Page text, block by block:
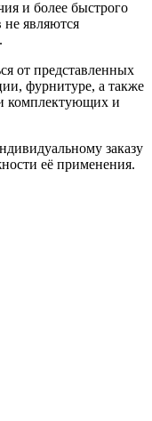
и более быстрого
не являются
от представленных
фурнитуре, а также
комплектующих и
заказу
её применения.